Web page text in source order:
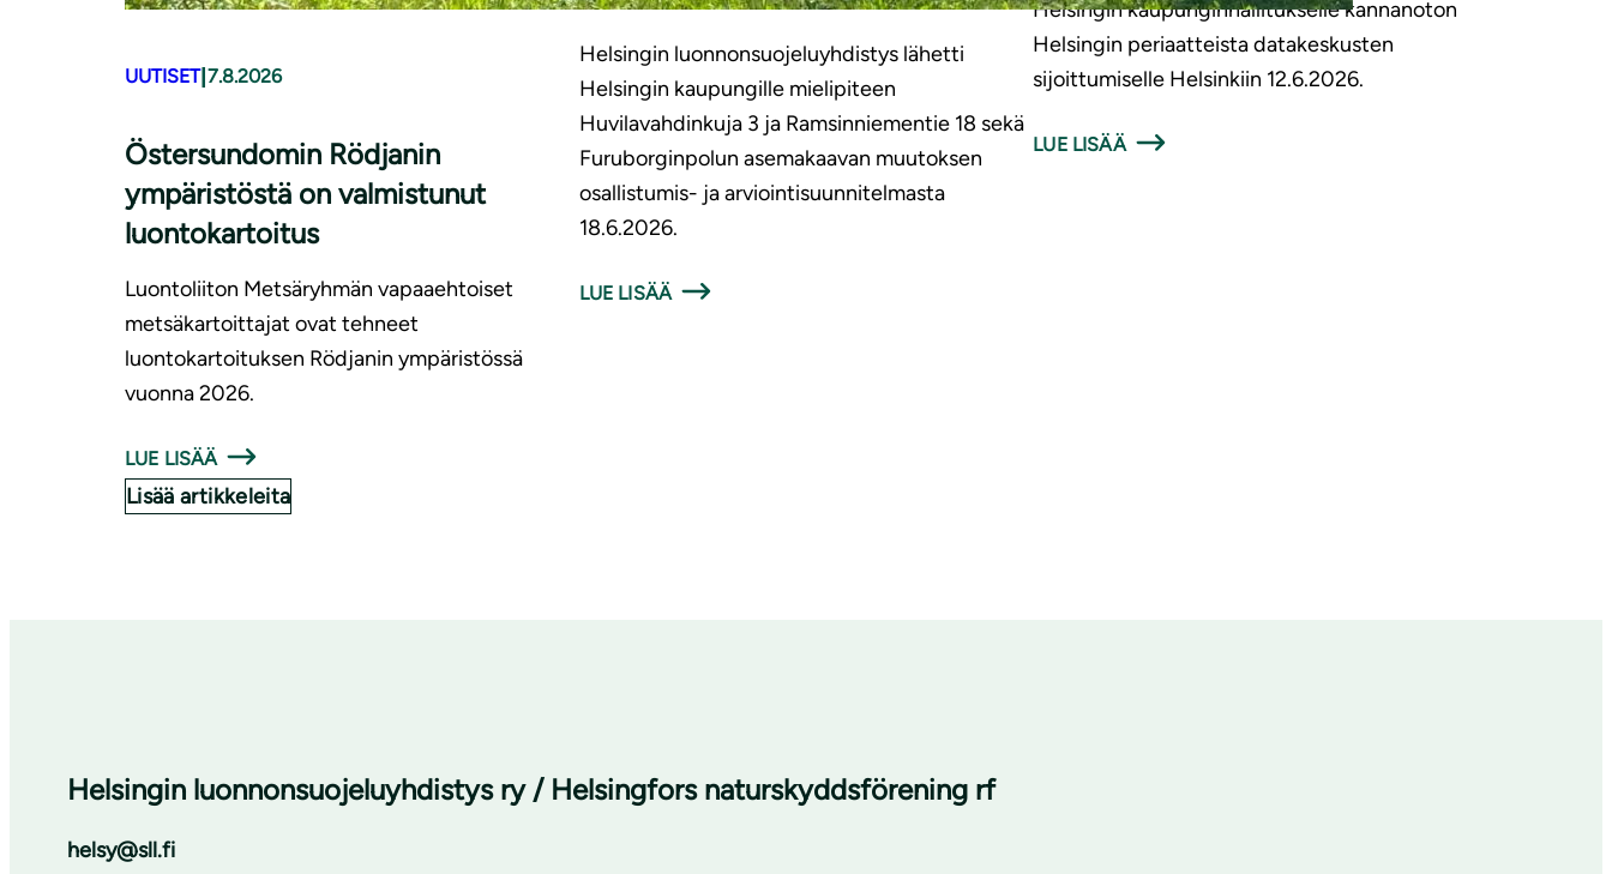
UUTISET| 7.8.2026
Östersundomin Rödjanin
ympäristöstä on valmistunut
luontokartoitus
Luontoliiton Metsäryhmän vapaaehtoiset
metsäkartoittajat ovat tehneet
luontokartoituksen Rödjanin ympäristössä
vuonna 2026.
LUE LISÄÄ
Helsingin luonnonsuojeluyhdistys lähetti
Helsingin kaupungille mielipiteen
Huvilavahdinkuja 3 ja Ramsinniementie 18 sekä
Furuborginpolun asemakaavan muutoksen
osallistumis- ja arviointisuunnitelmasta
18.6.2026.
LUE LISÄÄ
Helsingin kaupunginhallitukselle kannanoton
Helsingin periaatteista datakeskusten
sijoittumiselle Helsinkiin 12.6.2026.
LUE LISÄÄ
Lisää artikkeleita
Helsingin luonnonsuojeluyhdistys ry / Helsingfors naturskyddsförening rf
helsy@sll.fi